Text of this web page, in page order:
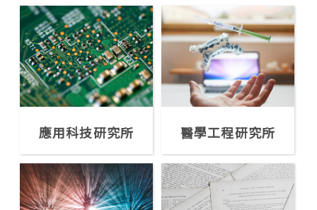
應用科技研究所 醫學工程研究所